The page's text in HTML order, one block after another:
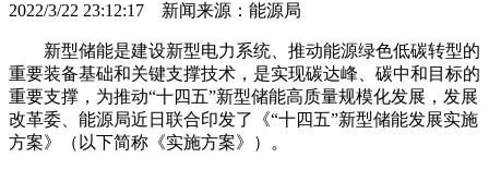
2022/3/22 23:12:17 新闻来源：能源局
新型储能是建设新型电力系统、推动能源绿色低碳转型的
重要装备基础和关键支撑技术，是实现碳达峰、碳中和目标的
重要支撑，为推动“十四五”新型储能高质量规模化发展，发展
改革委、能源局近日联合印发了《“十四五”新型储能发展实施
方案》（以下简称《实施方案》）。